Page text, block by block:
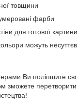
товщини
фарби
для готової картини
можуть
Ви поліпшите
зможете